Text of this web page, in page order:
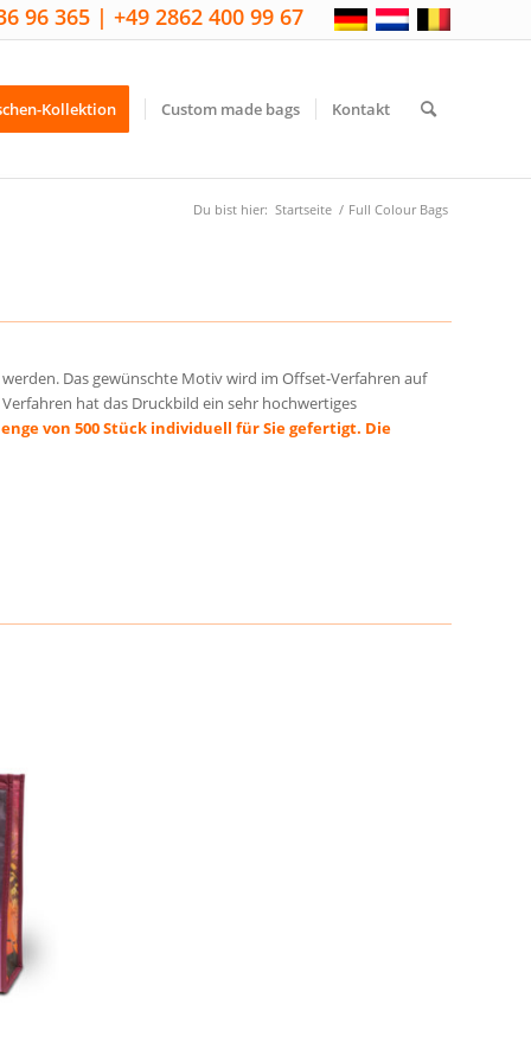
96 365 | +49 2862 400 99 67
Kollektion Custom made bags Kontakt
Du bist hier: Startseite / Full Colour Bags
Das gewünschte Motiv wird im Offset-Verfahren auf
hat das Druckbild ein sehr hochwertiges
von 500 Stück individuell für Sie gefertigt. Die